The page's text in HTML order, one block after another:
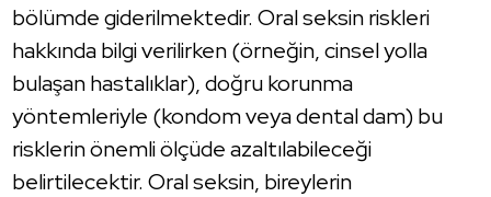
bölümde giderilmektedir. Oral seksin riskleri
hakkında bilgi verilirken (örneğin, cinsel yolla
bulaşan hastalıklar), doğru korunma
yöntemleriyle (kondom veya dental dam) bu
risklerin önemli ölçüde azaltılabileceği
belirtilecektir. Oral seksin, bireylerin